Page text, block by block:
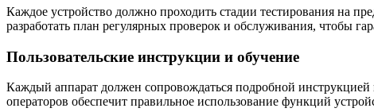
Каждое устройство должно проходить стадии тестирования на
разработать план регулярных проверок и обслуживания, чтобы
Пользовательские инструкции и обучение
Каждый аппарат должен сопровождаться подробной инструкцией
операторов обеспечит правильное использование функций